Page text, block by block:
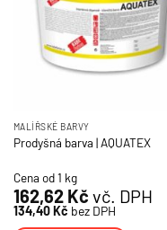
MALÍŘSKÉ BARVY
Prodyšná barva | AQUATEX
Cena od 1 kg
162,62 Kč vč. DPH
134,40Kč bez DPH